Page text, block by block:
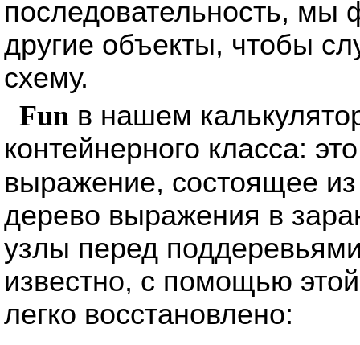
последовательность, мы
другие объекты, чтобы
схему.
Fun в нашем
контейнерного класса:
выражение, состоящее
дерево выражения в
узлы перед
известно, с помощью
легко восстановлено: